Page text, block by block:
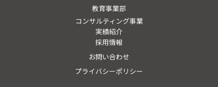
教育事業部
コンサルティング事業
実績紹介
採用情報
お問い合わせ
プライバシーポリシー